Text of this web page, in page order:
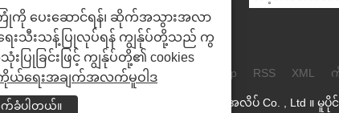
ကို ပေးဆောင်ရန်၊ ဆိုက်အသွားအလာ
လ်ရေးသီးသန့်ပြုလုပ်ရန် ကျွန်ုပ်တို့သည် ကွ
ခြင်းဖြင့် ကျွန်ုပ်တို့၏ cookies
ယ်ရေးအချက်အလက်မူဝါဒ
ခံပါတယ်။
စွမ်းများအတွက် စားသုံးသူ
နှစ်သက်မှုများ တိုးမြင့်လာခြင်း
ကြောင့် ဖြစ်သည်။ ဤရွေ့လျားနေ
သောကဏ္ဍအတွင်း၊ အမျိုးအစား
တစ်ခုသည် လူနေအိမ်နှင့်
စီးပွားရေးဆိုင်ရာနေရာ......
ရရှိခဲ့သောအခက်အ
အောင်မြင်မှုမျ
သုံးသပ်ရန်နှင့် ၂
သစ်ကိုမျှော်လ
Links Sitemap RSS XML
မူပိုင်ခွင့်© 2021 Haining Jinbaili အထည်အလိပ် Co. , Ltd